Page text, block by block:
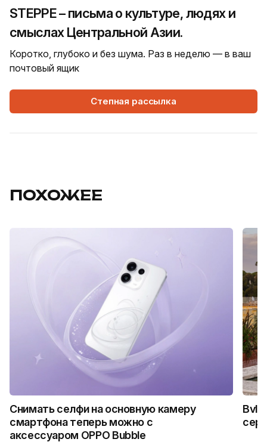
STEPPE – письма о культуре, людях и
смыслах Центральной Азии.
Коротко, глубоко и без шума. Раз в неделю — в ваш
почтовый ящик
Степная рассылка
ПОХОЖЕЕ
Снимать селфи на основную камеру
смартфона теперь можно с
аксессуаром OPPO Bubble